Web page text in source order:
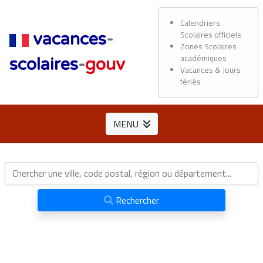
vacances-
scolaires-gouv
Calendriers
Scolaires officiels
Zones Scolaires
académiques
Vacances & Jours
fériés
MENU
Rechercher